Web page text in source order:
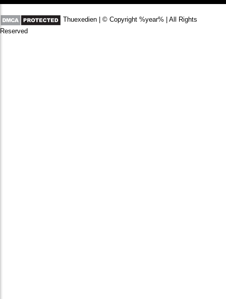
Thuexedien | © Copyright %year% | All Rights
Reserved